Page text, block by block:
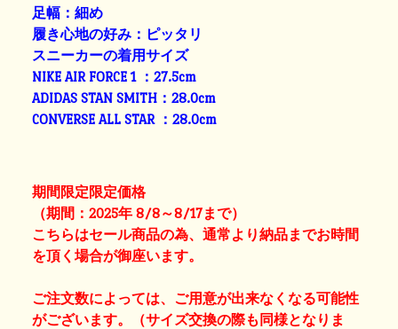
足幅：細め
履き心地の好み：ピッタリ
スニーカーの着用サイズ
NIKE AIR FORCE 1 ：27.5cm
ADIDAS STAN SMITH：28.0cm
CONVERSE ALL STAR ：28.0cm
期間限定限定価格
（期間：2025年 8/8～8/17まで）
こちらはセール商品の為、通常より納品までお時間
を頂く場合が御座います。
ご注文数によっては、ご用意が出来なくなる可能性
がございます。（サイズ交換の際も同様となりま